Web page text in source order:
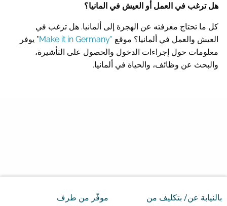
هل ترغب في العمل أو العيش في المانيا؟
كل ما تحتاج معرفته عن الهجرة إلى ألمانيا. هل ترغب في
العيش والعمل في ألمانيا؟ موقع"Make it in Germany
" يوفر
معلومات حول إجراءات الدخول والحصول على التأشيرة،
والبحث عن وظائف، والحياة في ألمانيا.
بالنيابة عن/ بتكليف من موفّر من طرف